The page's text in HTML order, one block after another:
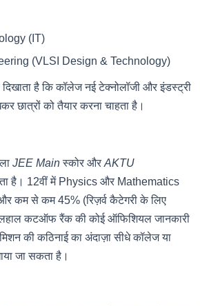
(IT)
(VLSI Design & Technology)
दिखाता है कि कॉलेज नई टेक्नोलॉजी और इंडस्ट्री
छात्रों को तैयार करना चाहता है।
JEE Mainस्कोर और AKTU
है। 12वीं में Physics और Mathematics
और कम से कम 45% (रिज़र्व कैटेगरी के लिए
कटऑफ रैंक की कोई ऑफिशियल जानकारी
की कठिनाई का अंदाज़ा सीधे कॉलेज या
जा सकता है।